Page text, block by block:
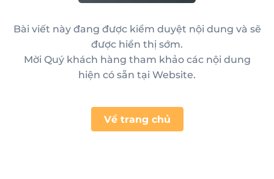
Bài viết này đang được kiểm duyệt nội dung và sẽ
được hiển thị sớm.
Mời Quý khách hàng tham khảo các nội dung
hiện có sẵn tại Website.
Về trang chủ